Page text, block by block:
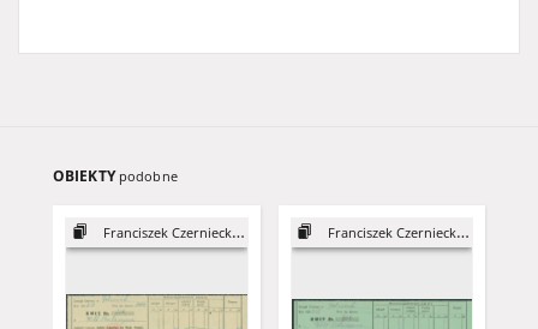
OBIEKTY podobne
Franciszek Czerniecki, syn Józefa Franciszek Czerniecki, syn Józefa